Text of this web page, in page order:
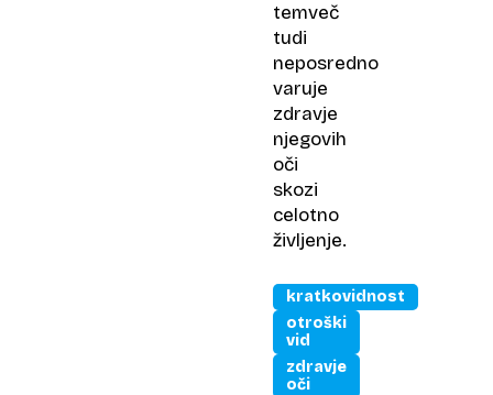
temveč
tudi
neposredno
varuje
zdravje
njegovih
oči
skozi
celotno
življenje.
kratkovidnost
otroški
vid
zdravje
oči